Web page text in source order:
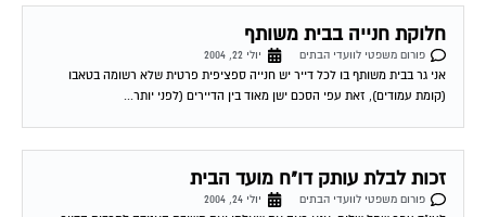
חלוקת חנייה בבית משותף
פורום משפטי לוועדי הבתים
יולי 22, 2004
אני גר בבית משותף בו לכל דייר יש חנייה ספציפית פרטית שלא רשומה בטאבו
(קומת עמודים), זאת עפי הסכם ישן מאוד בין הדיירים (לפני יותר...
זכות לבלת עותק דו"ח מועד הבית
פורום משפטי לוועדי הבתים
יולי 24, 2004